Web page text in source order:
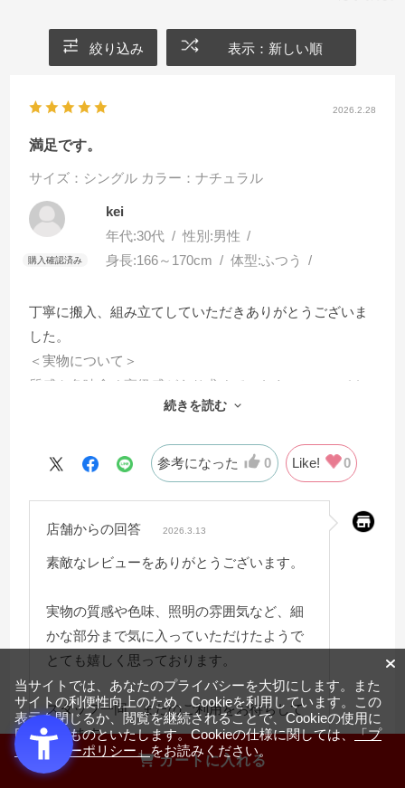
カートに入れる
絞り込み 表示：新しい順
2026.2.28
満足です。
サイズ：シングル カラー：ナチュラル
kei
年代:30代 性別:男性
身長:166～170cm 体型:ふつう
丁寧に搬入、組み立てしていただきありがとうございま
した。
＜実物について＞
質感や色味含め高級感があり求めていたものにマッチし
照明もまぶしくなく、画像だとわかりづらいですが縦に
入ったルーバーがとても上品です。
私が購入したのはオーク色ですが、白に近くなく黄色み
もつよくない明るい色です。
を確かめてみるのをおすすめいたします。
＜使用感について＞
問題なく使用しております。
＜総合＞
とても満足しております。価格と質のバランスが取れて
いると思います。
続きを読む
参考になった 0 Like! 0
店舗からの回答 2026.3.13
素敵なレビューをありがとうございます。
実物の質感や色味、照明の雰囲気など、細
かな部分まで気に入っていただけたようで
とても嬉しく思っております。
スタッフ一同、またのご利用をお待ちして
おります。
当サイトでは、あなたのプライバシーを大切にします。また
サイトの利便性向上のため、Cookieを利用しています。この
表示を閉じるか、閲覧を継続されることで、Cookieの使用に
同意するものといたします。Cookieの仕様に関しては、「プ
ライバシーポリシー」をお読みください。